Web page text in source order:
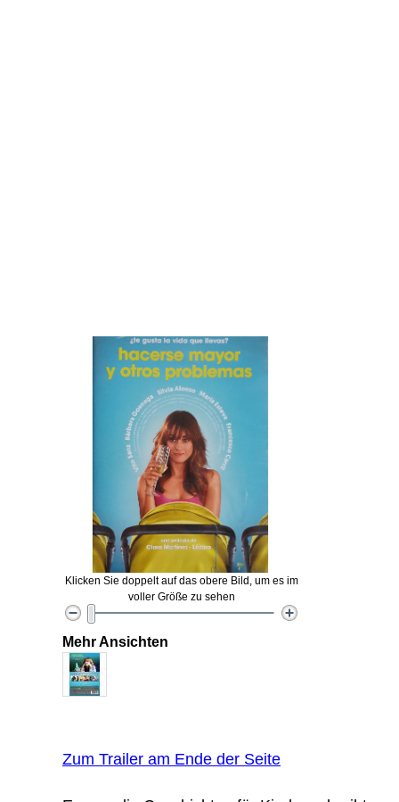
Klicken Sie doppelt auf das obere Bild, um es im
voller Größe zu sehen
Mehr Ansichten
Zum Trailer am Ende der Seite